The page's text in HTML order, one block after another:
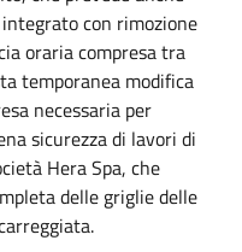
con rimozione
oraria compresa tra
temporanea modifica
necessaria per
sicurezza di lavori di
Hera Spa, che
delle griglie delle